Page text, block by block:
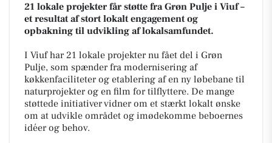
21 lokale projekter får støtte fra Grøn Pulje i Viuf –
et resultat af stort lokalt engagement og
opbakning til udvikling af lokalsamfundet.
I Viuf har 21 lokale projekter nu fået del i Grøn
Pulje, som spænder fra modernisering af
køkkenfaciliteter og etablering af en ny løbebane til
naturprojekter og en film for tilflyttere. De mange
støttede initiativer vidner om et stærkt lokalt ønske
om at udvikle området og imødekomme beboernes
idéer og behov.